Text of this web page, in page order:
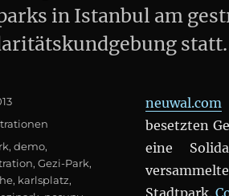
in Istanbul am
neuwal.com|
besetzten
eine
Stadtpark.
,demo,
,Gezi-Park,
, karlsplatz,